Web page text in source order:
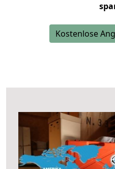
Kostenlose